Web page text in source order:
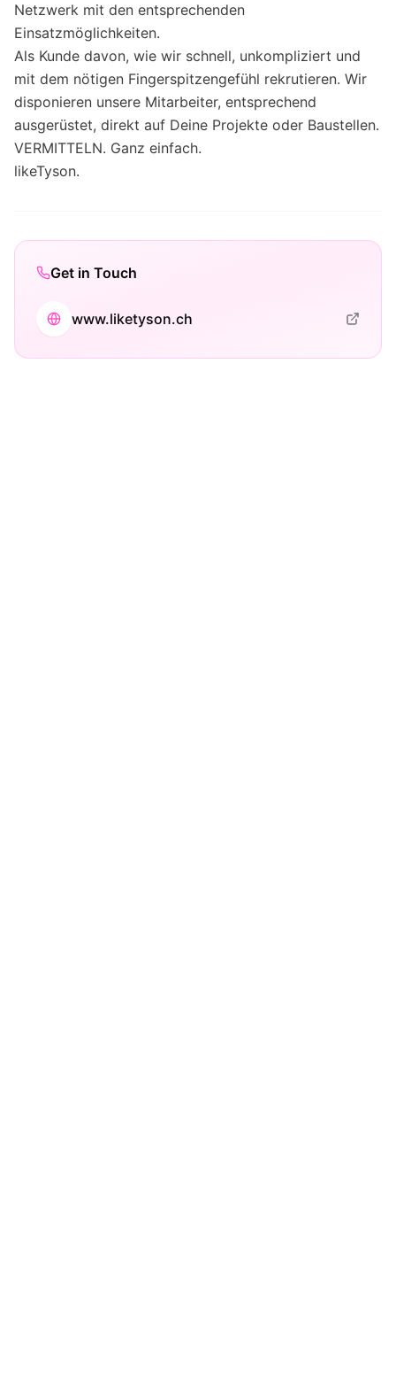
Netzwerk mit den entsprechenden
Einsatzmöglichkeiten.
Als Kunde davon, wie wir schnell, unkompliziert und
mit dem nötigen Fingerspitzengefühl rekrutieren. Wir
disponieren unsere Mitarbeiter, entsprechend
ausgerüstet, direkt auf Deine Projekte oder Baustellen.
VERMITTELN. Ganz einfach.
likeTyson.
Get in Touch
www.liketyson.ch